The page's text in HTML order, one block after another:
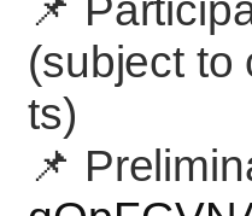
📌
(subject to
ts)
📌